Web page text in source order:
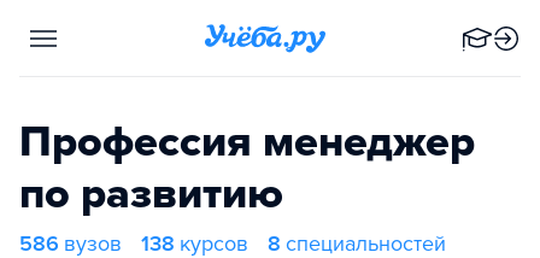
Профессия менеджер
по развитию
586 вузов 138 курсов 8 специальностей